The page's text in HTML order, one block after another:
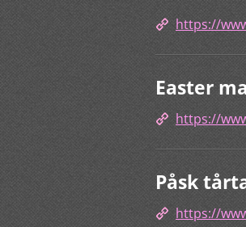
https://
Easter
https://
Påsk
https://